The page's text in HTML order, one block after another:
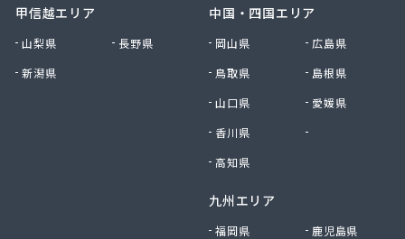
町田屋商店出光興産大沢給油所
津吹商店
津田商店
田邊工業株式会社 佐野工場
田邊工業株式会社 足利営業所
東京ガスエネルギー株式会社 宇都宮サービスセン
甲信越エリア
山梨県
長野県
新潟県
中国・四国エリア
岡山県
広島県
鳥取県
島根県
山口県
愛媛県
香川県
高知県
九州エリア
福岡県
鹿児島県